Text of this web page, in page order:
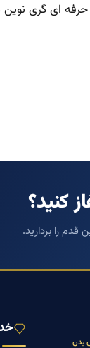
ای گری نوین
کنید؟
را بردارید.
بدن